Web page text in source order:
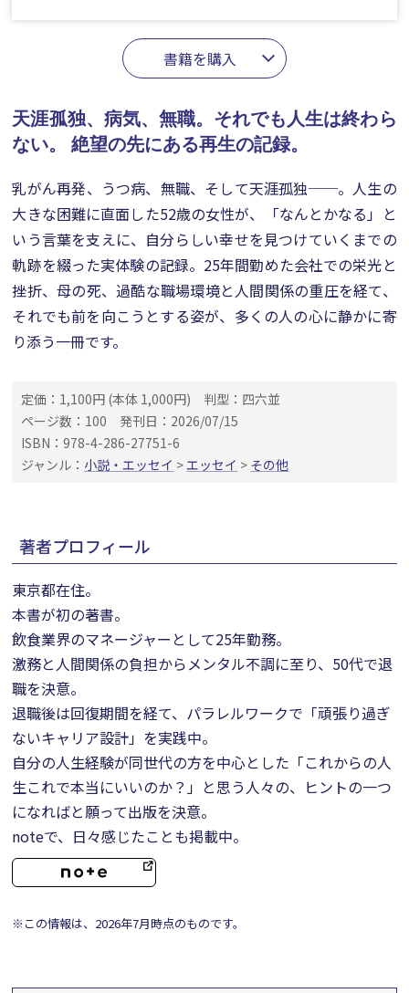
書籍を購入
天涯孤独、病気、無職。それでも人生は終わら
ない。
絶望の先にある再生の記録。
乳がん再発、うつ病、無職、そして天涯孤独──。人生の
大きな困難に直面した52歳の女性が、「なんとかなる」と
いう言葉を支えに、自分らしい幸せを見つけていくまでの
軌跡を綴った実体験の記録。25年間勤めた会社での栄光と
挫折、母の死、過酷な職場環境と人間関係の重圧を経て、
それでも前を向こうとする姿が、多くの人の心に静かに寄
り添う一冊です。
定価：1,100円 (本体 1,000円)
判型：四六並
ページ数：100
発刊日：2026/07/15
ISBN：978-4-286-27751-6
ジャンル： 小説・エッセイ >エッセイ > その他
著者プロフィール
東京都在住。
本書が初の著書。
飲食業界のマネージャーとして25年勤務。
激務と人間関係の負担からメンタル不調に至り、50代で退
職を決意。
退職後は回復期間を経て、パラレルワークで「頑張り過ぎ
ないキャリア設計」を実践中。
自分の人生経験が同世代の方を中心とした「これからの人
生これで本当にいいのか？」と思う人々の、ヒントの一つ
になればと願って出版を決意。
noteで、日々感じたことも掲載中。
※この情報は、2026年7月時点のものです。